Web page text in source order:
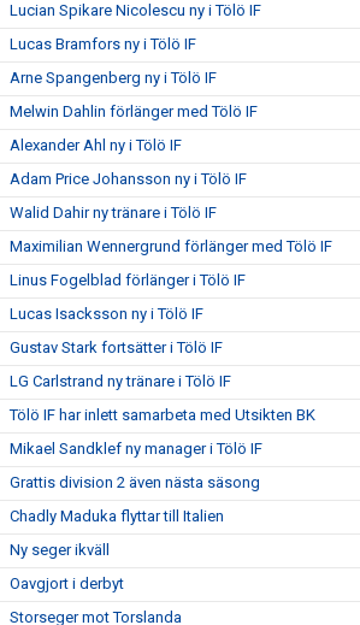
Lucian Spikare Nicolescu ny i Tölö IF
Lucas Bramfors ny i Tölö IF
Arne Spangenberg ny i Tölö IF
Melwin Dahlin förlänger med Tölö IF
Alexander Ahl ny i Tölö IF
Adam Price Johansson ny i Tölö IF
Walid Dahir ny tränare i Tölö IF
Maximilian Wennergrund förlänger med Tölö IF
Linus Fogelblad förlänger i Tölö IF
Lucas Isacksson ny i Tölö IF
Gustav Stark fortsätter i Tölö IF
LG Carlstrand ny tränare i Tölö IF
Tölö IF har inlett samarbeta med Utsikten BK
Mikael Sandklef ny manager i Tölö IF
Grattis division 2 även nästa säsong
Chadly Maduka flyttar till Italien
Ny seger ikväll
Oavgjort i derbyt
Storseger mot Torslanda